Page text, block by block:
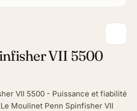
VII 5500
VII 5500 - Puissance et fiabilité
Moulinet Penn Spinfisher VII